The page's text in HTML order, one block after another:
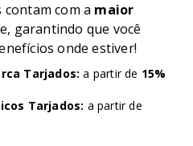
contam com a maior
e, garantindo que você
onde estiver!
Tarjados: a partir de 15%
Tarjados: a partir de